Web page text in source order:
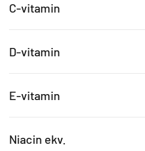
C-vitamin
D-vitamin
E-vitamin
Niacin ekv.